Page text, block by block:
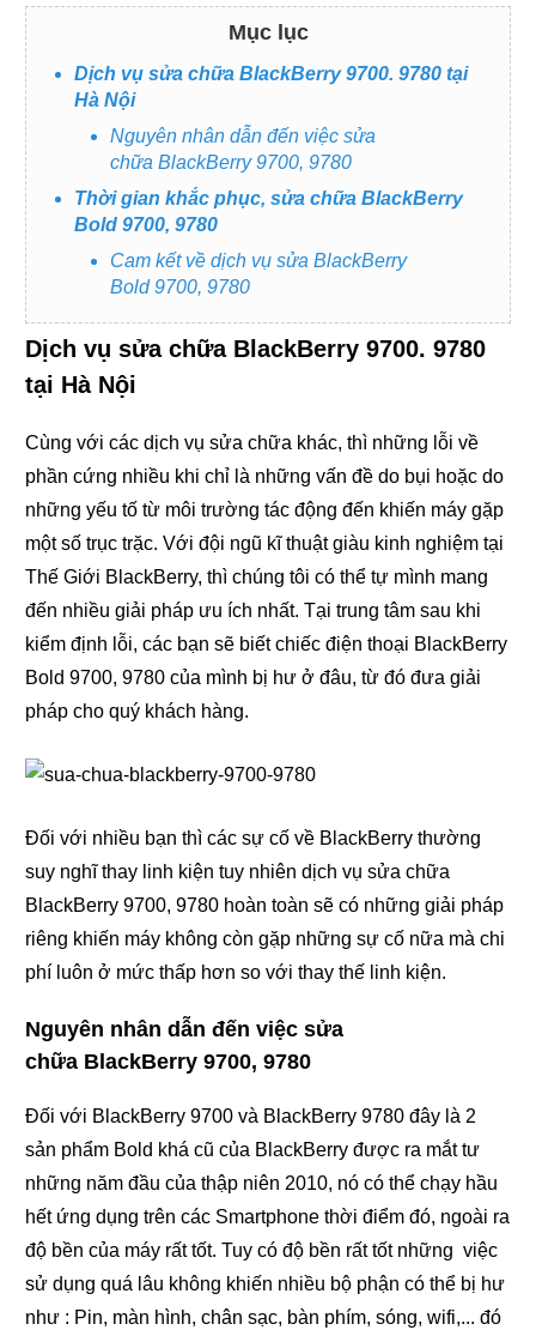
Mục lục
Dịch vụ sửa chữa BlackBerry 9700. 9780 tại
Hà Nội
Nguyên nhân dẫn đến việc sửa
chữa BlackBerry 9700, 9780
Thời gian khắc phục, sửa chữa BlackBerry
Bold 9700, 9780
Cam kết về dịch vụ sửa BlackBerry
Bold 9700, 9780
Dịch vụ sửa chữa BlackBerry 9700. 9780
tại Hà Nội
Cùng với các dịch vụ sửa chữa khác, thì những lỗi về
phần cứng nhiều khi chỉ là những vấn đề do bụi hoặc do
những yếu tố từ môi trường tác động đến khiến máy gặp
một số trục trặc. Với đội ngũ kĩ thuật giàu kinh nghiệm tại
Thế Giới BlackBerry, thì chúng tôi có thể tự mình mang
đến nhiều giải pháp ưu ích nhất. Tại trung tâm sau khi
kiểm định lỗi, các bạn sẽ biết chiếc điện thoại BlackBerry
Bold 9700, 9780 của mình bị hư ở đâu, từ đó đưa giải
pháp cho quý khách hàng.
Đối với nhiều bạn thì các sự cố về BlackBerry thường
suy nghĩ thay linh kiện tuy nhiên dịch vụ sửa chữa
BlackBerry 9700, 9780 hoàn toàn sẽ có những giải pháp
riêng khiến máy không còn gặp những sự cố nữa mà chi
phí luôn ở mức thấp hơn so với thay thế linh kiện.
Nguyên nhân dẫn đến việc sửa
chữa BlackBerry 9700, 9780
Đối với BlackBerry 9700 và BlackBerry 9780 đây là 2
sản phẩm Bold khá cũ của BlackBerry được ra mắt tư
những năm đầu của thập niên 2010, nó có thể chạy hầu
hết ứng dụng trên các Smartphone thời điểm đó, ngoài ra
độ bền của máy rất tốt. Tuy có độ bền rất tốt những việc
sử dụng quá lâu không khiến nhiều bộ phận có thể bị hư
như : Pin, màn hình, chân sạc, bàn phím, sóng, wifi,... đó